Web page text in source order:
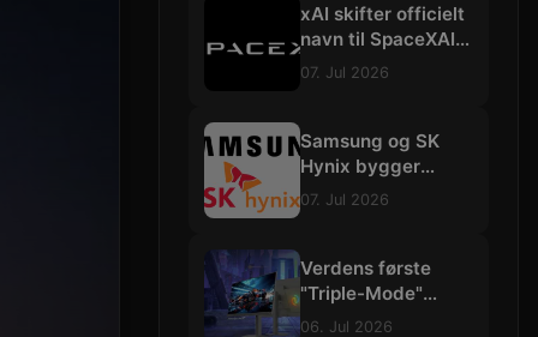
xAI skifter officielt
navn til SpaceXAI:
Planlægger
rummet
07. Jul 2026
Samsung og SK
Hynix bygger
mega-fabrikker for
07. Jul 2026
Verdens første
"Triple-Mode"
gamingskærm:
06. Jul 2026